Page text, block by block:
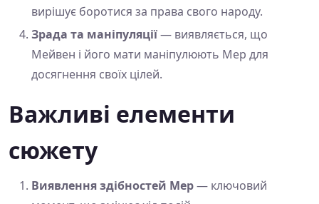
вирішує боротися за права свого народу.
Зрада та маніпуляції— виявляється, що
Мейвен і його мати маніпулюють Мер для
досягнення своїх цілей.
Важливі елементи
сюжету
Виявлення здібностей Мер— ключовий